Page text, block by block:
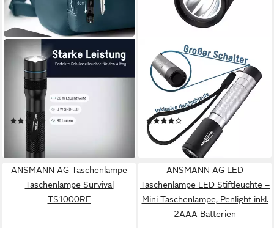
ANSMANN AG
LED Taschenlampe
Taschenlampe mini –
superhelle LED Schlüsselbund
Lampe
(1)
ab 9,99 €
lieferbar - in 4-5 Werktagen bei dir
ANSMANN AG
LED Taschenlampe DAILY
USE LED Taschenlampe 70B
inkl. AA Batterie – LED
Taschenlampe
(4)
ab 8,49 €
lieferbar - in 4-5 Werktagen bei dir
ANSMANN AG Taschenlampe
Taschenlampe Survival
TS1000RF
ANSMANN AG LED
Taschenlampe LED Stiftleuchte –
Mini Taschenlampe, Penlight inkl.
2AAA Batterien